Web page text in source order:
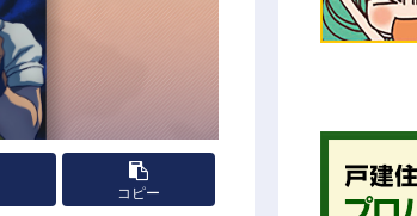
コピー